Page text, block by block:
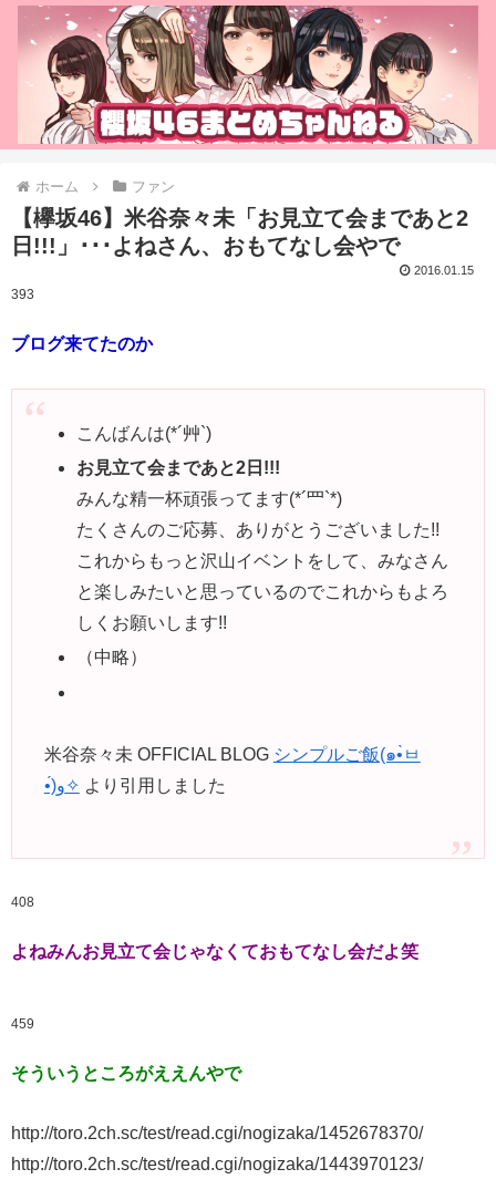
ホーム ファン
【欅坂46】米谷奈々未「お見立て会まであと2
日!!!」･･･よねさん、おもてなし会やで
2016.01.15
393
ブログ来てたのか
こんばんは(*´艸`)
お見立て会まであと2日!!!
みんな精一杯頑張ってます(*´罒`*)
たくさんのご応募、ありがとうございました!!
これからもっと沢山イベントをして、みなさん
と楽しみたいと思っているのでこれからもよろ
しくお願いします!!
（中略）
米谷奈々未 OFFICIAL BLOG シンプルご飯(๑•̀ㅂ
•́)و✧ より引用しました
408
よねみんお見立て会じゃなくておもてなし会だよ笑
459
そういうところがええんやで
http://toro.2ch.sc/test/read.cgi/nogizaka/1452678370/
http://toro.2ch.sc/test/read.cgi/nogizaka/1443970123/